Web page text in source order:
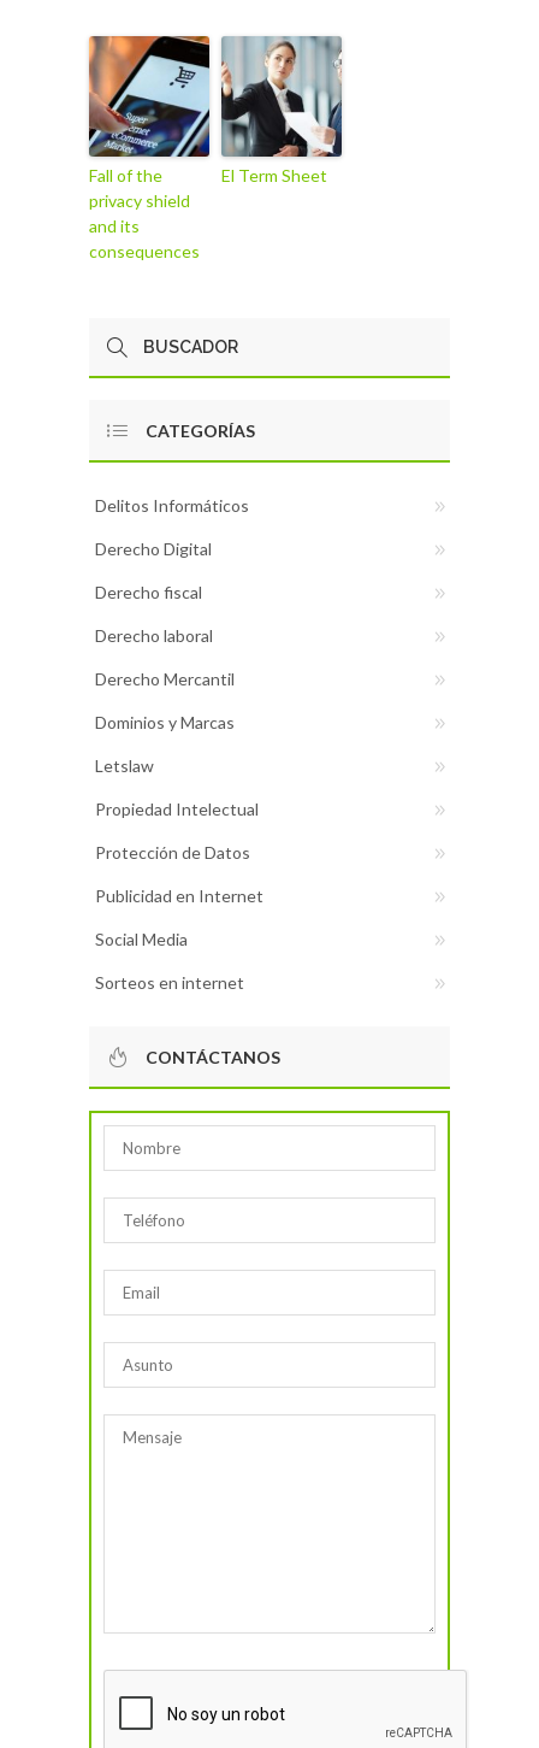
Fall of the
privacy shield
and its
consequences
El Term Sheet
CATEGORÍAS
Delitos Informáticos
Derecho Digital
Derecho fiscal
Derecho laboral
Derecho Mercantil
Dominios y Marcas
Letslaw
Propiedad Intelectual
Protección de Datos
Publicidad en Internet
Social Media
Sorteos en internet
CONTÁCTANOS